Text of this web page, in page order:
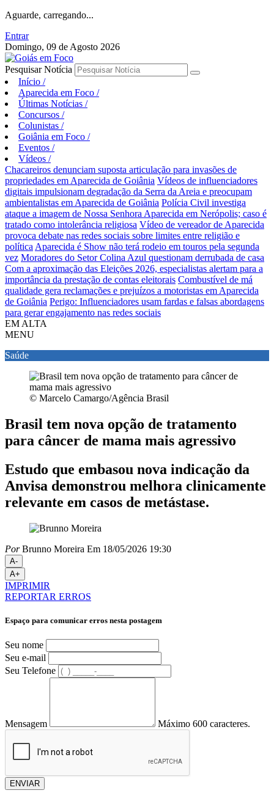
Aguarde, carregando...
Entrar
Domingo, 09 de Agosto 2026
Pesquisar Notícia
Início /
Aparecida em Foco /
Últimas Notícias /
Concursos /
Colunistas /
Goiânia em Foco /
Eventos /
Vídeos /
Chacareiros denunciam suposta articulação para invasões de
propriedades em Aparecida de Goiânia Vídeos de influenciadores
digitais impulsionam degradação da Serra da Areia e preocupam
ambientalistas em Aparecida de Goiânia Polícia Civil investiga
ataque a imagem de Nossa Senhora Aparecida em Nerópolis; caso é
tratado como intolerância religiosa Vídeo de vereador de Aparecida
provoca debate nas redes sociais sobre limites entre religião e
política Aparecida é Show não terá rodeio em touros pela segunda
vez Moradores do Setor Colina Azul questionam derrubada de casa
Com a aproximação das Eleições 2026, especialistas alertam para a
importância da prestação de contas eleitorais Combustível de má
qualidade gera reclamações e prejuízos a motoristas em Aparecida
de Goiânia Perigo: Influenciadores usam fardas e falsas abordagens
para gerar engajamento nas redes sociais
EM ALTA
MENU
Saúde
© Marcelo Camargo/Agência Brasil
Brasil tem nova opção de tratamento
para câncer de mama mais agressivo
Estudo que embasou nova indicação da
Anvisa demonstrou melhora clinicamente
relevante em casos de metástase.
PorBrunno Moreira Em 18/05/2026 19:30
A-
A+
IMPRIMIR
REPORTAR ERROS
Espaço para comunicar erros nesta postagem
Seu nome
Seu e-mail
Seu Telefone
Mensagem Máximo 600 caracteres.
ENVIAR